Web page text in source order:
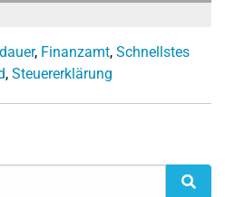
, Finanzamt, Schnellstes
, Steuererklärung